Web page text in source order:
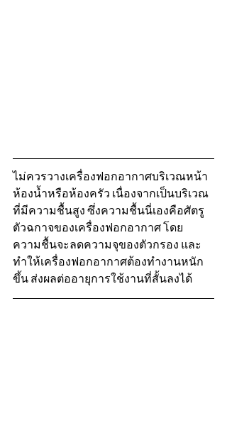
ไม่ควรวางเครื่องฟอกอากาศบริเวณหน้า
ห้องน้ำหรือห้องครัว เนื่องจากเป็นบริเวณ
ที่มีความชื้นสูง ซึ่งความชื้นนี่เองคือศัตรู
ตัวฉกาจของเครื่องฟอกอากาศ โดย
ความชื้นจะลดความจุของตัวกรอง และ
ทำให้เครื่องฟอกอากาศต้องทำงานหนัก
ขึ้น ส่งผลต่ออายุการใช้งานที่สั้นลงได้